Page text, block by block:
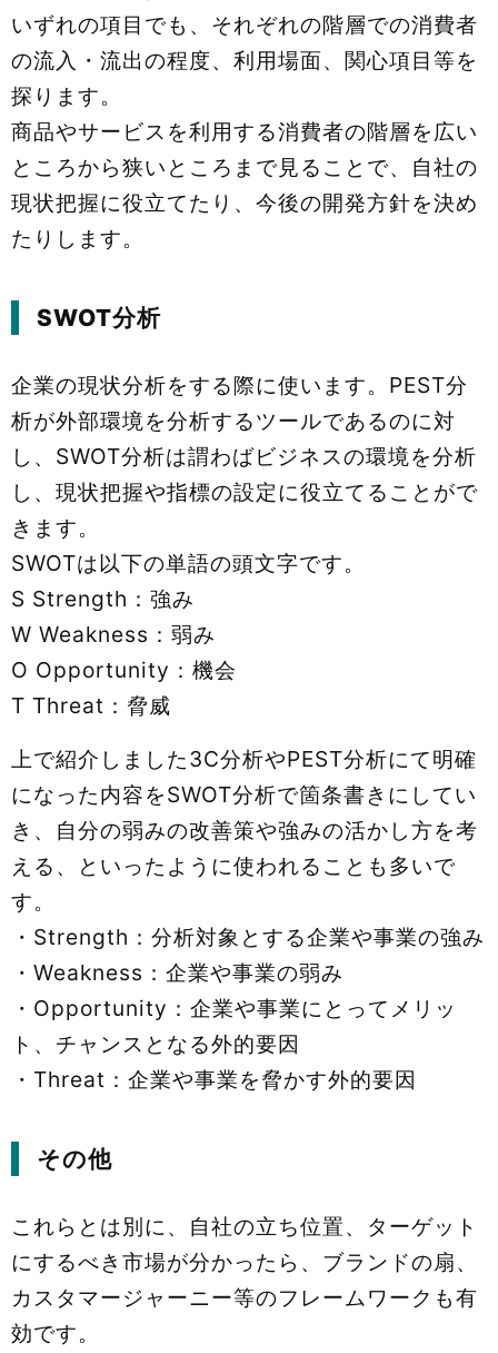
いずれの項目でも、それぞれの階層での消費者
の流入・流出の程度、利用場面、関心項目等を
探ります。
商品やサービスを利用する消費者の階層を広い
ところから狭いところまで見ることで、自社の
現状把握に役立てたり、今後の開発方針を決め
たりします。
SWOT分析
企業の現状分析をする際に使います。PEST分
析が外部環境を分析するツールであるのに対
し、SWOT分析は謂わばビジネスの環境を分析
し、現状把握や指標の設定に役立てることがで
きます。
SWOTは以下の単語の頭文字です。
S Strength：強み
W Weakness：弱み
O Opportunity：機会
T Threat：脅威
上で紹介しました3C分析やPEST分析にて明確
になった内容をSWOT分析で箇条書きにしてい
き、自分の弱みの改善策や強みの活かし方を考
える、といったように使われることも多いで
す。
・Strength：分析対象とする企業や事業の強み
・Weakness：企業や事業の弱み
・Opportunity：企業や事業にとってメリッ
ト、チャンスとなる外的要因
・Threat：企業や事業を脅かす外的要因
その他
これらとは別に、自社の立ち位置、ターゲット
にするべき市場が分かったら、ブランドの扇、
カスタマージャーニー等のフレームワークも有
効です。